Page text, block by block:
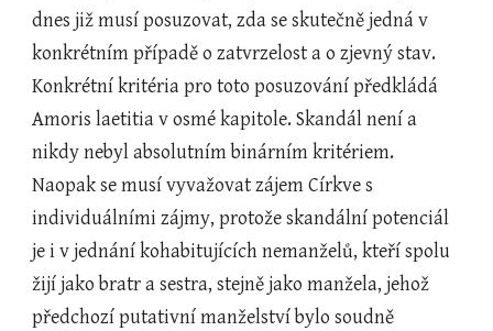
dnes již musí posuzovat, zda se skutečně jedná v
konkrétním případě o zatvrzelost a o zjevný stav.
Konkrétní kritéria pro toto posuzování předkládá
Amoris laetitia v osmé kapitole. Skandál není a
nikdy nebyl absolutním binárním kritériem.
Naopak se musí vyvažovat zájem Církve s
individuálními zájmy, protože skandální potenciál
je i v jednání kohabitujících nemanželů, kteří spolu
žijí jako bratr a sestra, stejně jako manžela, jehož
předchozí putativní manželství bylo soudně